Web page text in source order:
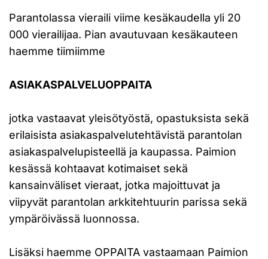
Parantolassa vieraili viime kesäkaudella yli 20
000 vierailijaa. Pian avautuvaan kesäkauteen
haemme tiimiimme
ASIAKASPALVELUOPPAITA
jotka vastaavat yleisötyöstä, opastuksista sekä
erilaisista asiakaspalvelutehtävistä parantolan
asiakaspalvelupisteellä ja kaupassa. Paimion
kesässä kohtaavat kotimaiset sekä
kansainväliset vieraat, jotka majoittuvat ja
viipyvät parantolan arkkitehtuurin parissa sekä
ympäröivässä luonnossa.
Lisäksi haemme OPPAITA vastaamaan Paimion